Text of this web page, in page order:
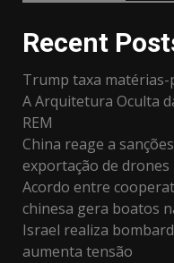
Recent
Trump taxa
A Arquitetura Oculta
REM
China reage a
exportação de drones
Acordo entre
chinesa gera boatos
Israel realiza
aumenta tensão